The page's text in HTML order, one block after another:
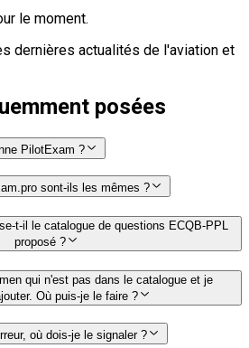
le moment.
dernières actualités de l'aviation et
posées
PilotExam ?
sont-ils les mêmes ?
t-il le catalogue de questions ECQB-PPL
proposé ?
qui n'est pas dans le catalogue et je
Où puis-je le faire ?
où dois-je le signaler ?